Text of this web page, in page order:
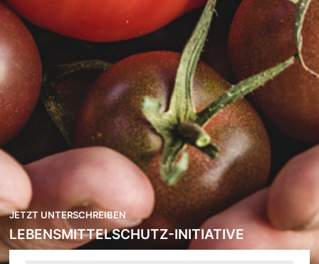
JETZT UNTERSCHREIBEN
LEBENSMITTELSCHUTZ-INITIATIVE